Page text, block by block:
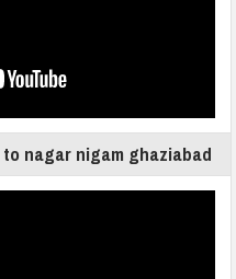
nagar nigam ghaziabad